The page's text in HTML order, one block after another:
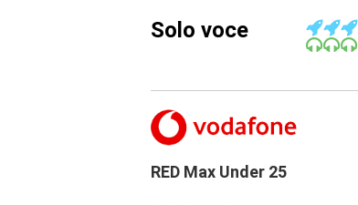
Solo voce
RED Max Under 25